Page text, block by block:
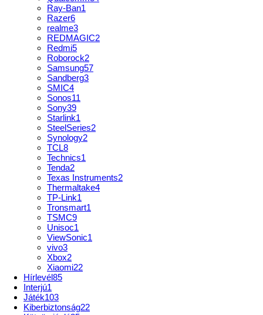
Ray-Ban1
Razer6
realme3
REDMAGIC2
Redmi5
Roborock2
Samsung57
Sandberg3
SMIC4
Sonos11
Sony39
Starlink1
SteelSeries2
Synology2
TCL8
Technics1
Tenda2
Texas Instruments2
Thermaltake4
TP-Link1
Tronsmart1
TSMC9
Unisoc1
ViewSonic1
vivo3
Xbox2
Xiaomi22
Hírlevél85
Interjú1
Játék103
Kiberbiztonság22